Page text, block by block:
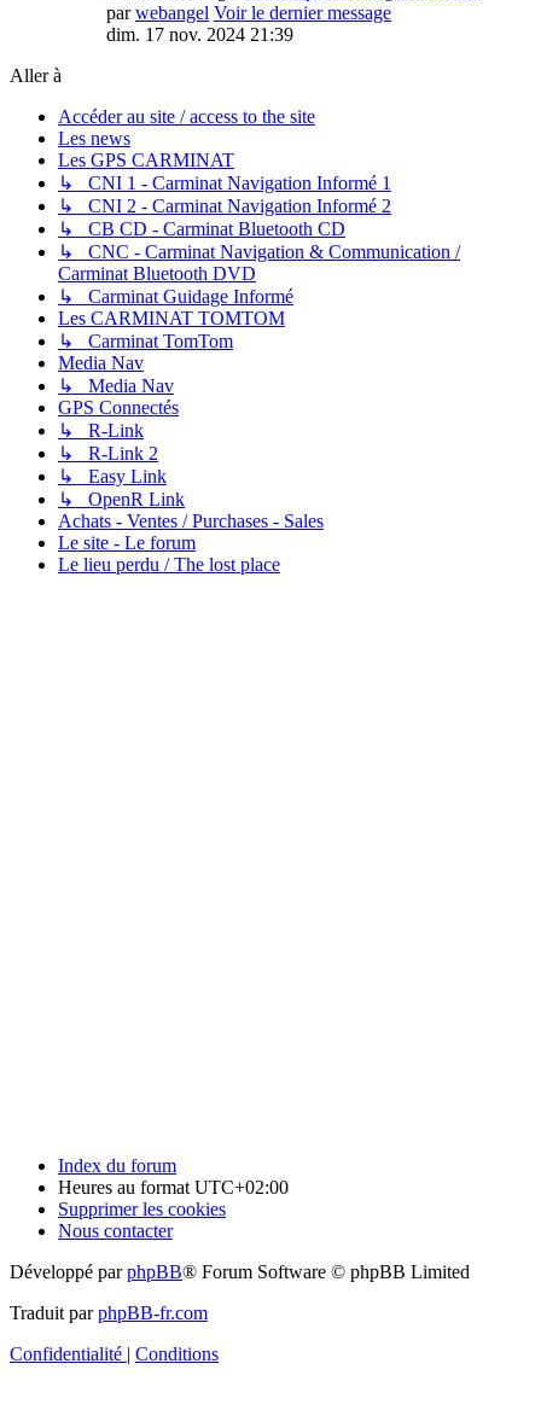
parwebangel Voir le dernier message
dim. 17 nov. 2024 21:39
Aller à
Accéder au site / access to the site
Les news
Les GPS CARMINAT
↳ CNI 1 - Carminat Navigation Informé 1
↳ CNI 2 - Carminat Navigation Informé 2
↳ CB CD - Carminat Bluetooth CD
↳ CNC - Carminat Navigation & Communication /
Carminat Bluetooth DVD
↳ Carminat Guidage Informé
Les CARMINAT TOMTOM
↳ Carminat TomTom
Media Nav
↳ Media Nav
GPS Connectés
↳ R-Link
↳ R-Link 2
↳ Easy Link
↳ OpenR Link
Achats - Ventes / Purchases - Sales
Le site - Le forum
Le lieu perdu / The lost place
Index du forum
Heures au format UTC+02:00
Supprimer les cookies
Nous contacter
Développé parphpBB® Forum Software © phpBB Limited
Traduit parphpBB-fr.com
Confidentialité | Conditions